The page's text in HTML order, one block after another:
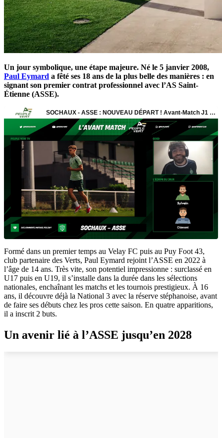
Un jour symbolique, une étape majeure. Né le 5 janvier 2008,
Paul Eymard a fêté ses 18 ans de la plus belle des manières : en
signant son premier contrat professionnel avec l’AS Saint-
Étienne (ASSE).
Formé dans un premier temps au Velay FC puis au Puy Foot 43,
club partenaire des Verts, Paul Eymard rejoint l’ASSE en 2022 à
l’âge de 14 ans. Très vite, son potentiel impressionne : surclassé en
U17 puis en U19, il s’installe dans la durée dans les sélections
nationales, enchaînant les matchs et les tournois prestigieux. À 16
ans, il découvre déjà la National 3 avec la réserve stéphanoise, avant
de faire ses débuts chez les pros cette saison. En quatre apparitions,
il a inscrit 2 buts.
Un avenir lié à l’ASSE jusqu’en 2028